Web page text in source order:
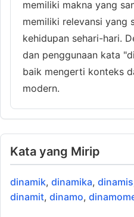
memiliki makna yang
memiliki relevansi yang
kehidupan sehari-hari.
dan penggunaan kata
baik mengerti konteks
modern.
Kata yang Mirip
dinamik, dinamika, dinamis
dinamit, dinamo,